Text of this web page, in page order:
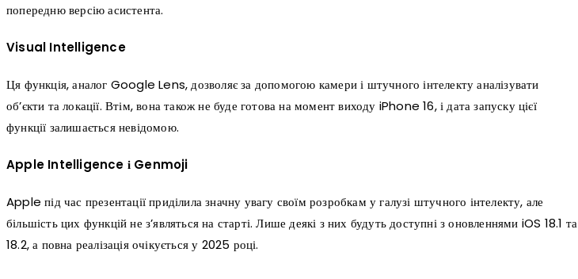
попередню версію асистента.
Visual Intelligence
Ця функція, аналог Google Lens, дозволяє за допомогою камери і штучного інтелекту аналізувати
об’єкти та локації. Втім, вона також не буде готова на момент виходу iPhone 16, і дата запуску цієї
функції залишається невідомою.
Apple Intelligence і Genmoji
Apple під час презентації приділила значну увагу своїм розробкам у галузі штучного інтелекту, але
більшість цих функцій не з’являться на старті. Лише деякі з них будуть доступні з оновленнями iOS 18.1 та
18.2, а повна реалізація очікується у 2025 році.